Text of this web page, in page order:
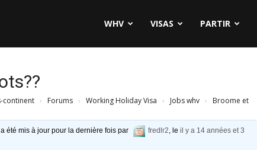
WHV VISAS PARTIR
continent › Forums › Working Holiday Visa › Jobs whv ›
Broome et
été mis à jour pour la dernière fois par fredlr2, leil y a 14 années et 3